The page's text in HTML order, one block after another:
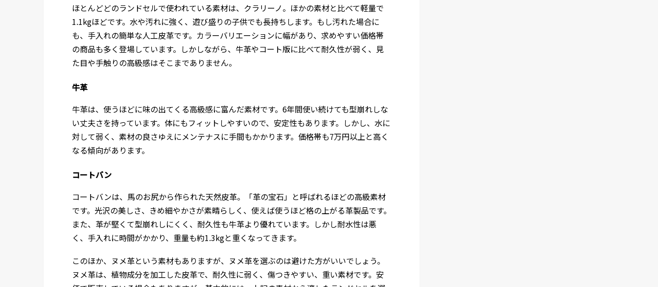
ほとんどどのランドセルで使われている素材は、クラリーノ。ほかの素材と比べて軽量で
1.1kgほどです。水や汚れに強く、遊び盛りの子供でも長持ちします。もし汚れた場合に
も、手入れの簡単な人工皮革です。カラーバリエーションに幅があり、求めやすい価格帯
の商品も多く登場しています。しかしながら、牛革やコート版に比べて耐久性が弱く、見
た目や手触りの高級感はそこまでありません。
牛革
牛革は、使うほどに味の出てくる高級感に富んだ素材です。6年間使い続けても型崩れしな
い丈夫さを持っています。体にもフィットしやすいので、安定性もあります。しかし、水に
対して弱く、素材の良さゆえにメンテナスに手間もかかります。価格帯も7万円以上と高く
なる傾向があります。
コートバン
コートバンは、馬のお尻から作られた天然皮革。「革の宝石」と呼ばれるほどの高級素材
です。光沢の美しさ、きめ細やかさが素晴らしく、使えば使うほど格の上がる革製品です。
また、革が堅くて型崩れしにくく、耐久性も牛革より優れています。しかし耐水性は悪
く、手入れに時間がかかり、重量も約1.3kgと重くなってきます。
このほか、ヌメ革という素材もありますが、ヌメ革を選ぶのは避けた方がいいでしょう。
ヌメ革は、植物成分を加工した皮革で、耐久性に弱く、傷つきやすい、重い素材です。安